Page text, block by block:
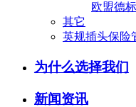
欧盟德
其它
英规插头保险
为什么选择我们
新闻资讯